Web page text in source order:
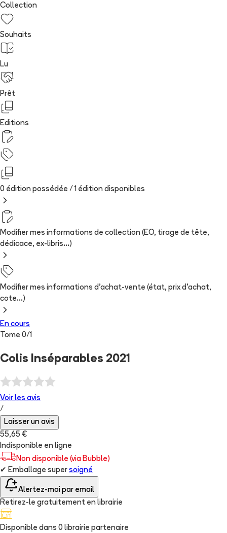
Collection
Souhaits
Lu
Prêt
Editions
0 édition possédée / 1 édition disponibles
Modifier mes informations de collection (EO, tirage de tête,
dédicace, ex-libris...)
Modifier mes informations d'achat-vente (état, prix d'achat,
cote...)
En cours
Tome 0/1
Colis Inséparables 2021
Voir les avis
/
Laisser un avis
55,65 €
Indisponible en ligne
Non disponible (via Bubble)
✔ Emballage super soigné
Alertez-moi par email
Retirez-le gratuitement en librairie
Disponible dans 0 librairie partenaire